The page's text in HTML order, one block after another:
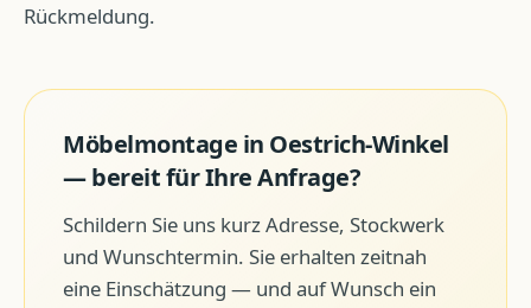
Rückmeldung.
Möbelmontage in Oestrich-Winkel
— bereit für Ihre Anfrage?
Schildern Sie uns kurz Adresse, Stockwerk
und Wunschtermin. Sie erhalten zeitnah
eine Einschätzung — und auf Wunsch ein